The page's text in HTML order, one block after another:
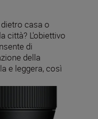
casa o
città? L'obiettivo
di
della
e leggera, così
fuori per